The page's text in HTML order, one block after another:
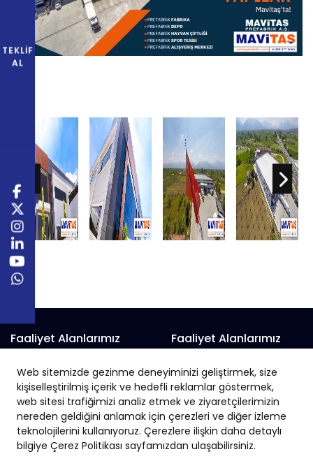
Web sitemizde gezinme deneyiminizi geliştirmek, size
kişiselleştirilmiş içerik ve hedefli reklamlar göstermek,
web sitesi trafiğimizi analiz etmek ve ziyaretçilerimizin
nereden geldiğini anlamak için çerezleri ve diğer izleme
teknolojilerini kullanıyoruz. Çerezlere ilişkin daha detaylı
bilgiye Çerez Politikası sayfamızdan ulaşabilirsiniz.
TEKLIF
AL
Faaliyet Alanlarımız
Prefabrik Alışveriş Merkezi
Prefabrik Belediye Binaları
Prefabrik Depo
Prefabrik Okul
Prefabrik Endüstriyel Yapı
Faaliyet Alanlarımız
Prefabrik Fabrika
Prefabrik Hayvan Çiftliği
Prefabrik İnşaat
Prefabrik İş Yeri
Prefabrik Sanayi Sitesi